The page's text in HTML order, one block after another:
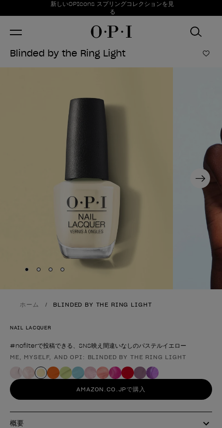
お得情報新しいOPIcons スプリングコレクションを見
る
Item 1 of 1
Blinded by the Ring Light ほ
Next
Skip to slide
Skip to slide
Skip to slide
Skip to slide
ホーム BLINDED BY THE RING LIGHT
NAIL LACQUER
#nofilterで投稿できる、SNS映え間違いなしのパステルイエロー
製品形態
ME, MYSELF, AND OPI: BLINDED BY THE RING LIGHT
AMAZON.CO.JPで購入
概要